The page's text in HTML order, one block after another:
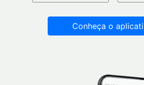
Conheça o